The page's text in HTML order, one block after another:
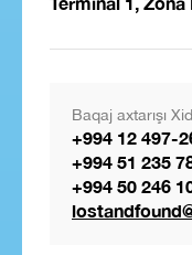
Baqaj axtarışı
+994 12 497-
+994 51 235
+994 50 246